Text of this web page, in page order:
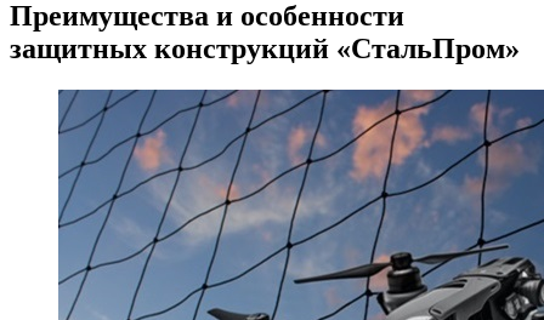
Преимущества и особенности
защитных конструкций «СтальПром»